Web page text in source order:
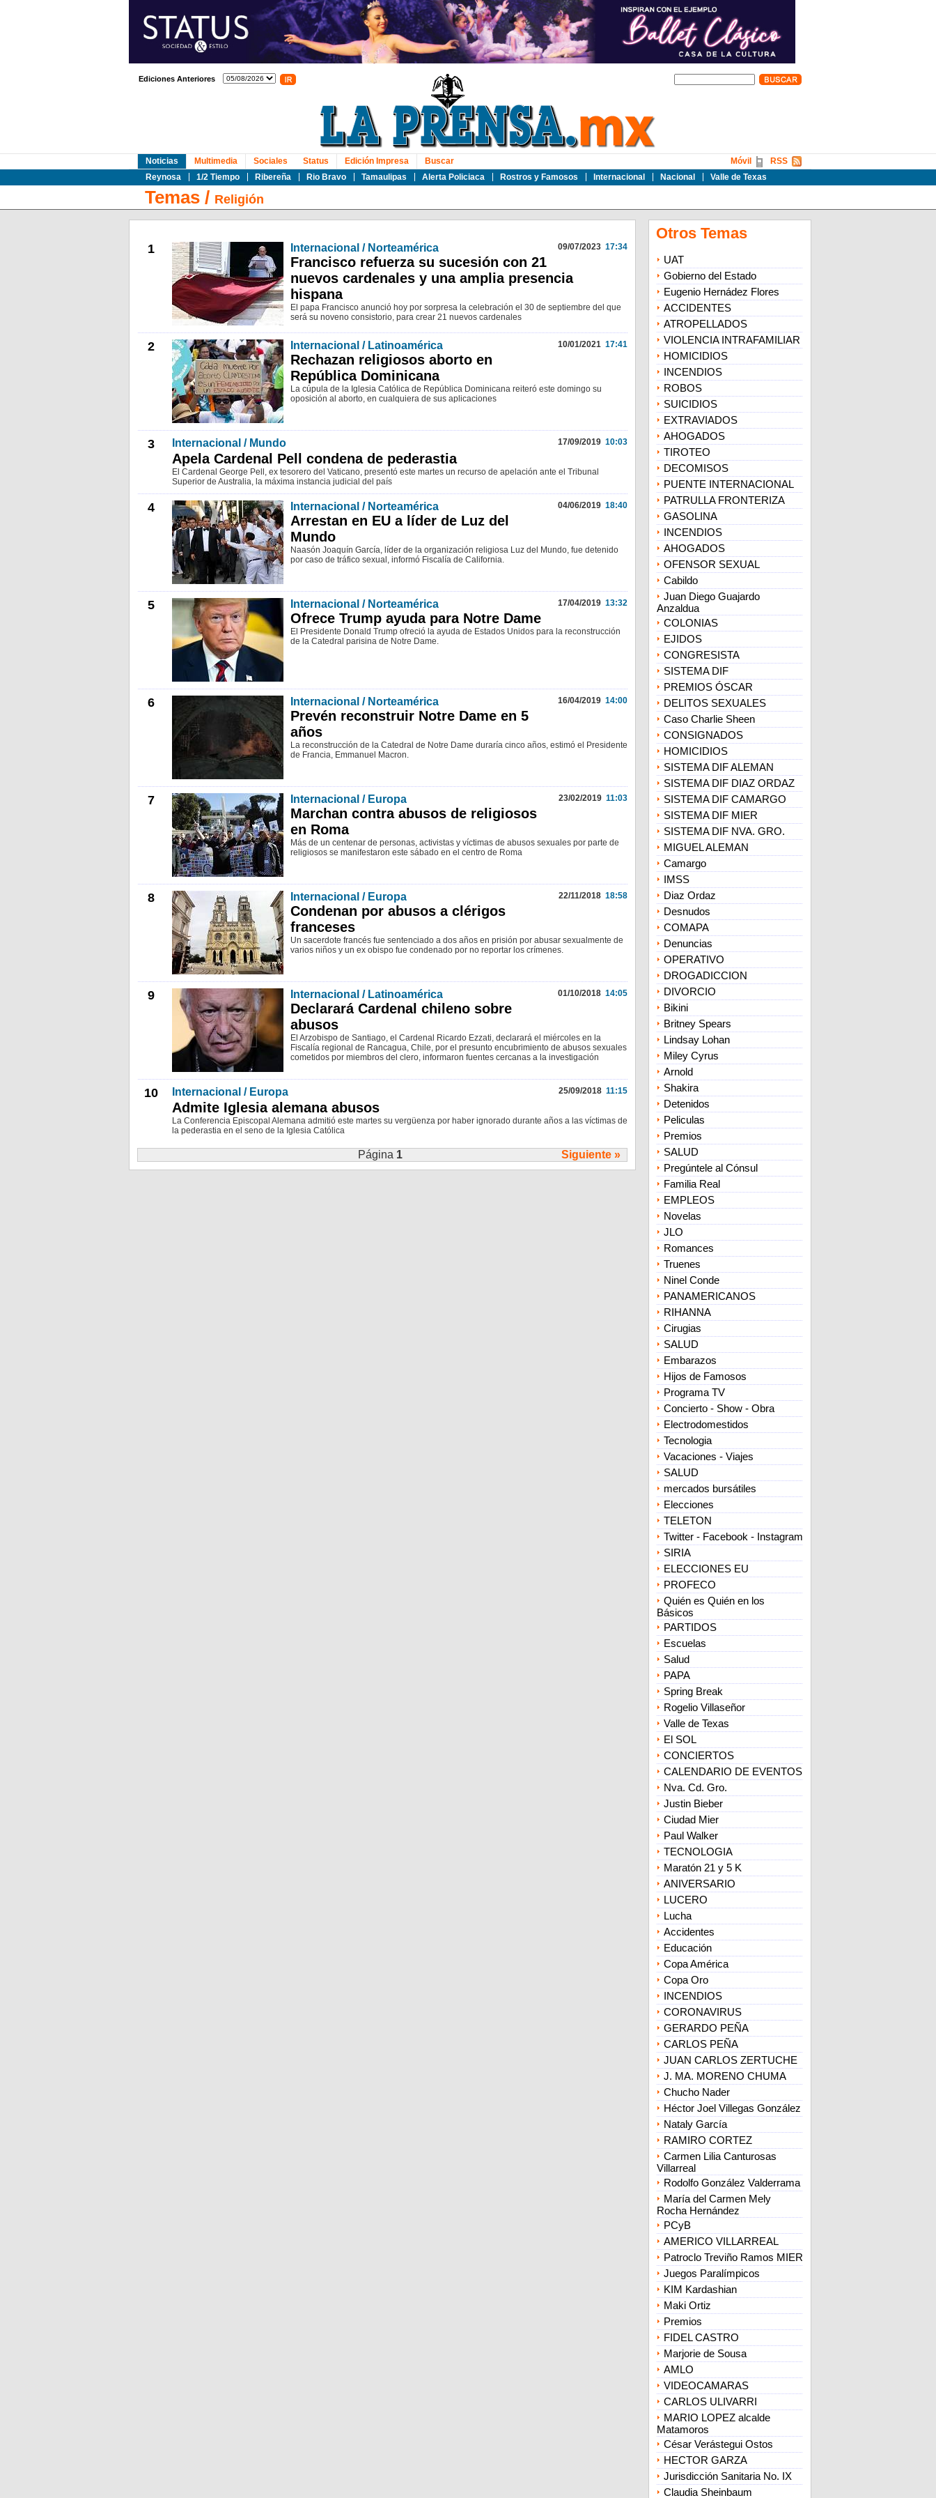
Ediciones Anteriores
Noticias
Reynosa
1/2 Tiempo Ribereña Rio Bravo Tamaulipas Alerta Policiaca Rostros y Famosos Internacional Nacional Valle de Texas
Multimedia Sociales Status Edición Impresa Buscar RSS
Móvil
Temas/ Religión
1 Internacional / Norteamérica 09/07/202317:34
Francisco refuerza su sucesión con 21
nuevos cardenales y una amplia presencia
hispana
El papa Francisco anunció hoy por sorpresa la celebración el 30 de septiembre del que
será su noveno consistorio, para crear 21 nuevos cardenales
2 Internacional / Latinoamérica 10/01/202117:41
Rechazan religiosos aborto en
República Dominicana
La cúpula de la Iglesia Católica de República Dominicana reiteró este domingo su
oposición al aborto, en cualquiera de sus aplicaciones
3 Internacional / Mundo 17/09/201910:03
Apela Cardenal Pell condena de pederastia
El Cardenal George Pell, ex tesorero del Vaticano, presentó este martes un recurso de apelación ante el Tribunal
Superior de Australia, la máxima instancia judicial del país
4 Internacional / Norteamérica 04/06/201918:40
Arrestan en EU a líder de Luz del
Mundo
Naasón Joaquín García, líder de la organización religiosa Luz del Mundo, fue detenido
por caso de tráfico sexual, informó Fiscalía de California.
5 Internacional / Norteamérica 17/04/201913:32
Ofrece Trump ayuda para Notre Dame
El Presidente Donald Trump ofreció la ayuda de Estados Unidos para la reconstrucción
de la Catedral parisina de Notre Dame.
6 Internacional / Norteamérica 16/04/201914:00
Prevén reconstruir Notre Dame en 5
años
La reconstrucción de la Catedral de Notre Dame duraría cinco años, estimó el Presidente
de Francia, Emmanuel Macron.
7 Internacional / Europa 23/02/201911:03
Marchan contra abusos de religiosos
en Roma
Más de un centenar de personas, activistas y víctimas de abusos sexuales por parte de
religiosos se manifestaron este sábado en el centro de Roma
8 Internacional / Europa 22/11/201818:58
Condenan por abusos a clérigos
franceses
Un sacerdote francés fue sentenciado a dos años en prisión por abusar sexualmente de
varios niños y un ex obispo fue condenado por no reportar los crímenes.
9 Internacional / Latinoamérica 01/10/201814:05
Declarará Cardenal chileno sobre
abusos
El Arzobispo de Santiago, el Cardenal Ricardo Ezzati, declarará el miércoles en la
Fiscalía regional de Rancagua, Chile, por el presunto encubrimiento de abusos sexuales
cometidos por miembros del clero, informaron fuentes cercanas a la investigación
10 Internacional / Europa 25/09/201811:15
Admite Iglesia alemana abusos
La Conferencia Episcopal Alemana admitió este martes su vergüenza por haber ignorado durante años a las víctimas de
la pederastia en el seno de la Iglesia Católica
Página 1 Siguiente »
Otros Temas
UAT
Gobierno del Estado
Eugenio Hernádez Flores
ACCIDENTES
ATROPELLADOS
VIOLENCIA INTRAFAMILIAR
HOMICIDIOS
INCENDIOS
ROBOS
SUICIDIOS
EXTRAVIADOS
AHOGADOS
TIROTEO
DECOMISOS
PUENTE INTERNACIONAL
PATRULLA FRONTERIZA
GASOLINA
INCENDIOS
AHOGADOS
OFENSOR SEXUAL
Cabildo
Juan Diego Guajardo
Anzaldua
COLONIAS
EJIDOS
CONGRESISTA
SISTEMA DIF
PREMIOS ÓSCAR
DELITOS SEXUALES
Caso Charlie Sheen
CONSIGNADOS
HOMICIDIOS
SISTEMA DIF ALEMAN
SISTEMA DIF DIAZ ORDAZ
SISTEMA DIF CAMARGO
SISTEMA DIF MIER
SISTEMA DIF NVA. GRO.
MIGUEL ALEMAN
Camargo
IMSS
Diaz Ordaz
Desnudos
COMAPA
Denuncias
OPERATIVO
DROGADICCION
DIVORCIO
Bikini
Britney Spears
Lindsay Lohan
Miley Cyrus
Arnold
Shakira
Detenidos
Peliculas
Premios
SALUD
Pregúntele al Cónsul
Familia Real
EMPLEOS
Novelas
JLO
Romances
Truenes
Ninel Conde
PANAMERICANOS
RIHANNA
Cirugias
SALUD
Embarazos
Hijos de Famosos
Programa TV
Concierto - Show - Obra
Electrodomestidos
Tecnologia
Vacaciones - Viajes
SALUD
mercados bursátiles
Elecciones
TELETON
Twitter - Facebook - Instagram
SIRIA
ELECCIONES EU
PROFECO
Quién es Quién en los
Básicos
PARTIDOS
Escuelas
Salud
PAPA
Spring Break
Rogelio Villaseñor
Valle de Texas
El SOL
CONCIERTOS
CALENDARIO DE EVENTOS
Nva. Cd. Gro.
Justin Bieber
Ciudad Mier
Paul Walker
TECNOLOGIA
Maratón 21 y 5 K
ANIVERSARIO
LUCERO
Lucha
Accidentes
Educación
Copa América
Copa Oro
INCENDIOS
CORONAVIRUS
GERARDO PEÑA
CARLOS PEÑA
JUAN CARLOS ZERTUCHE
J. MA. MORENO CHUMA
Chucho Nader
Héctor Joel Villegas González
Nataly García
RAMIRO CORTEZ
Carmen Lilia Canturosas
Villarreal
Rodolfo González Valderrama
María del Carmen Mely
Rocha Hernández
PCyB
AMERICO VILLARREAL
Patroclo Treviño Ramos MIER
Juegos Paralímpicos
KIM Kardashian
Maki Ortiz
Premios
FIDEL CASTRO
Marjorie de Sousa
AMLO
VIDEOCAMARAS
CARLOS ULIVARRI
MARIO LOPEZ alcalde
Matamoros
César Verástegui Ostos
HECTOR GARZA
Jurisdicción Sanitaria No. IX
Claudia Sheinbaum